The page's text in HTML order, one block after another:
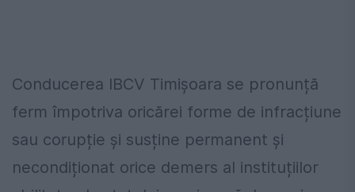
Conducerea IBCV Timișoara se pronunță
ferm împotriva oricărei forme de infracțiune
sau corupție și susține permanent și
necondiționat orice demers al instituțiilor